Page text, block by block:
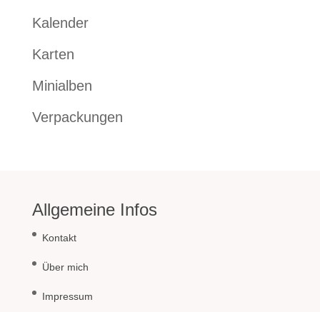
Kalender
Karten
Minialben
Verpackungen
Allgemeine Infos
Kontakt
Über mich
Impressum